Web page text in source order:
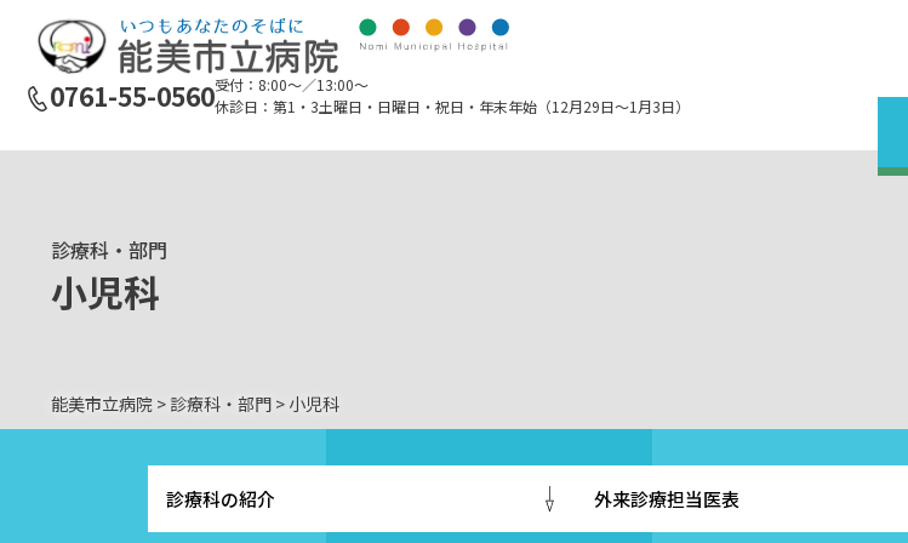
0761-55-0560受付：8:00〜／13:00〜
休診日：第1・3土曜日・日曜日・祝日・ 年末年始（12月29日～1月3日）
診療科・部門
小児科
能美市立病院 > 診療科・部門 > 小児科
診療科の紹介 外来診療担当医表